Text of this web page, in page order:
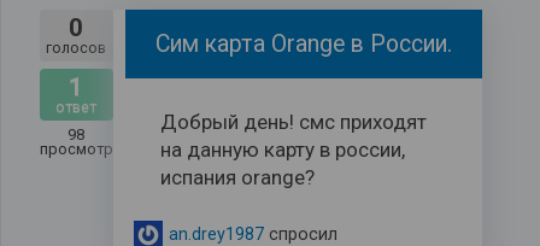
0
голосов
1
ответ
98
просмотров
Сим карта Orange в России.
Добрый день! смс приходят
на данную карту в россии,
испания orange?
an.drey1987спросил